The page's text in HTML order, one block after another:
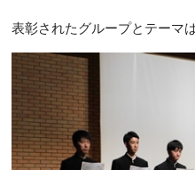
表彰されたグループとテーマ